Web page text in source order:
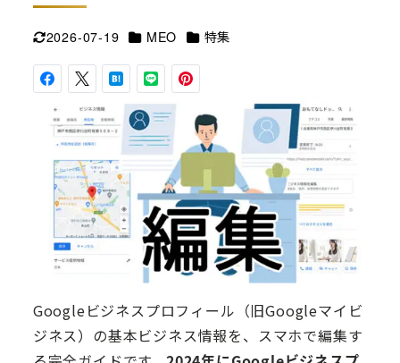
更新日
2026-07-19 カテゴリー
MEO カテゴリー
特集
Googleビジネスプロフィール（旧Googleマイビ
ジネス）の基本ビジネス情報を、スマホで編集す